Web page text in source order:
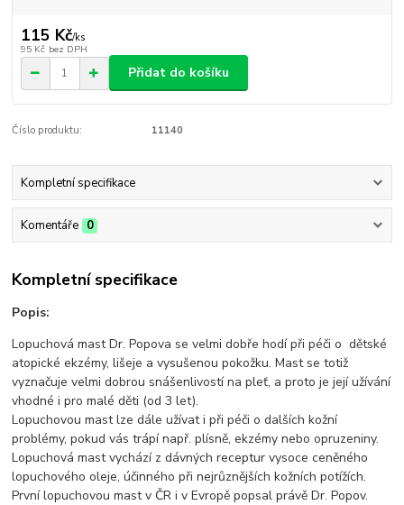
115 Kč/ks
95 Kč bez DPH
Přidat do košíku
Číslo produktu: 11140
Kompletní specifikace
Komentáře 0
Kompletní specifikace
Popis:
Lopuchová mast Dr. Popova se velmi dobře hodí při péči o dětské
atopické ekzémy, lišeje a vysušenou pokožku. Mast se totiž
vyznačuje velmi dobrou snášenlivostí na pleť, a proto je její užívání
vhodné i pro malé děti (od 3 let).
Lopuchovou mast lze dále užívat i při péči o dalších kožní
problémy, pokud vás trápí např. plísně, ekzémy nebo opruzeniny.
Lopuchová mast vychází z dávných receptur vysoce ceněného
lopuchového oleje, účinného při nejrůznějších kožních potížích.
První lopuchovou mast v ČR i v Evropě popsal právě Dr. Popov.